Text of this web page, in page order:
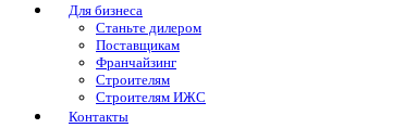
Для бизнеса
Станьте дилером
Поставщикам
Франчайзинг
Строителям
Строителям ИЖС
Контакты